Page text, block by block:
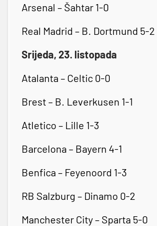
Arsenal – Šahtar 1-0
Real Madrid – B. Dortmund 5-2
Srijeda, 23. listopada
Atalanta – Celtic 0-0
Brest – B. Leverkusen 1-1
Atletico – Lille 1-3
Barcelona – Bayern 4-1
Benfica – Feyenoord 1-3
RB Salzburg – Dinamo 0-2
Manchester City – Sparta 5-0